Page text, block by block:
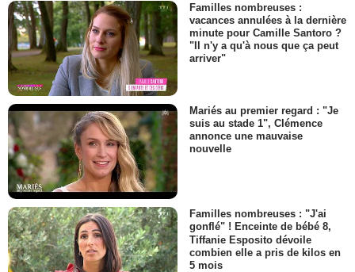
Familles nombreuses :
vacances annulées à la dernière
minute pour Camille Santoro ?
"Il n'y a qu'à nous que ça peut
arriver"
Mariés au premier regard : "Je
suis au stade 1", Clémence
annonce une mauvaise
nouvelle
Familles nombreuses : "J'ai
gonflé" ! Enceinte de bébé 8,
Tiffanie Esposito dévoile
combien elle a pris de kilos en
5 mois